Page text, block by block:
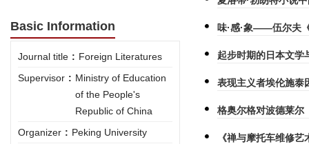
Basic Information
Journal title : Foreign Literatures
Supervisor : Ministry of Education
of the People's
Republic of China
Organizer : Peking University
味·感·象——伍尔夫
起步时期的日本文学
表现主义者埃伦施泰
格奥尔格对波德莱尔
《禅与摩托车维修